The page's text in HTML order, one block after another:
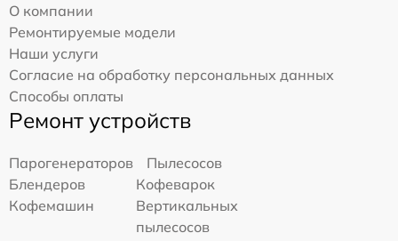
О компании
Ремонтируемые модели
Наши услуги
Согласие на обработку персональных данных
Способы оплаты
Ремонт устройств
Парогенераторов
Пылесосов
Блендеров
Кофеварок
Кофемашин
Вертикальных
пылесосов